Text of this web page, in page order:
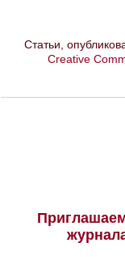
Статьи,
Creative